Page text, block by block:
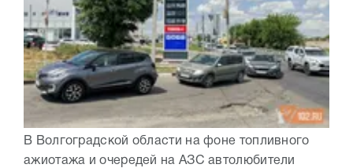
В Волгоградской области на фоне топливного
ажиотажа и очередей на АЗС автолюбители